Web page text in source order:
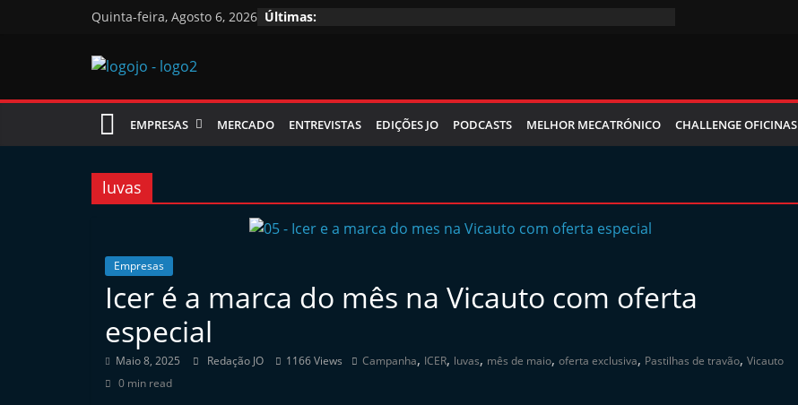
Quinta-feira, Agosto 6, 2026 Últimas:
Jornal
das
Oficinas
EMPRESAS MERCADO ENTREVISTAS EDIÇÕES JO PODCASTS MELHOR MECATRÓNICO CHALLENGE OFICINAS
luvas
Empresas
Icer é a marca do mês na Vicauto com oferta
especial
Maio 8, 2025 Redação JO 1166 Views Campanha, ICER, luvas, mês de maio, oferta exclusiva, Pastilhas de travão, Vicauto
0 min read